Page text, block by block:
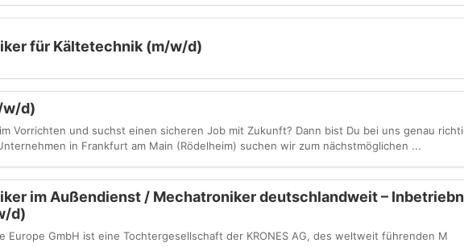
für Kältetechnik (m/w/d)
w/d)
Vorrichten und suchst einen sicheren Job mit Zukunft? Dann bist Du bei uns genau
in Frankfurt am Main (Rödelheim) suchen wir zum nächstmöglichen ...
im Außendienst / Mechatroniker deutschlandweit –
d)
Europe GmbH ist eine Tochter­gesellschaft der KRONES AG, des weltweit führenden M